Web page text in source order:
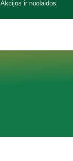
Akcijos ir nuolaidos